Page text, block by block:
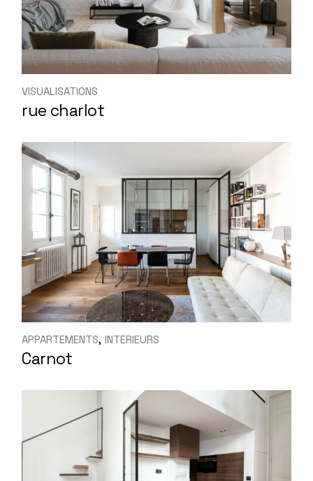
VISUALISATIONS
rue charlot
APPARTEMENTS INTERIEURS
Carnot